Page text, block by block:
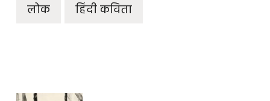
लोक हिंदी कविता